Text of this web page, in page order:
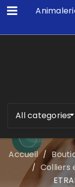
All categories
Accueil /
/ Colliers